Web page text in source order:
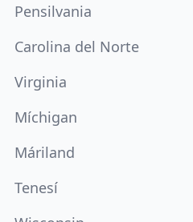
Pensilvania
Carolina del Norte
Virginia
Míchigan
Máriland
Tenesí